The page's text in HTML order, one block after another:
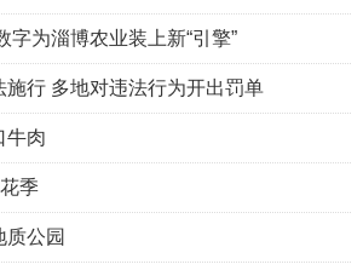
字为淄博农业装上新“引擎”
施行 多地对违法行为开出罚单
牛肉
季
质公园